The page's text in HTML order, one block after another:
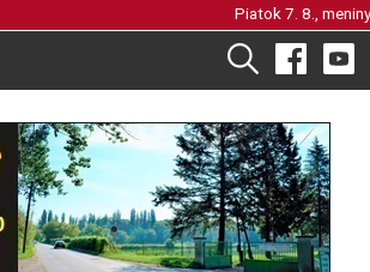
Piatok 7. 8.,